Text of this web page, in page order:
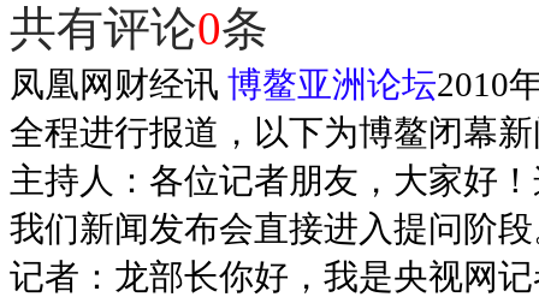
共有评论0条
凤凰网财经讯 博鳌亚洲论坛2010
全程进行报道，以下为博鳌闭幕
主持人：各位记者朋友，大家好
我们新闻发布会直接进入提问阶
记者：龙部长你好，我是央视网